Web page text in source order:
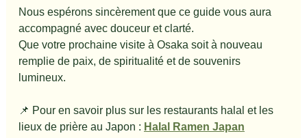
Nous espérons sincèrement que ce guide vous aura
accompagné avec douceur et clarté.
Que votre prochaine visite à Osaka soit à nouveau
remplie de paix, de spiritualité et de souvenirs
lumineux.
📌 Pour en savoir plus sur les restaurants halal et les
lieux de prière au Japon : Halal Ramen Japan